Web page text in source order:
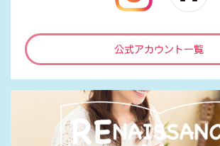
公式アカウント一覧